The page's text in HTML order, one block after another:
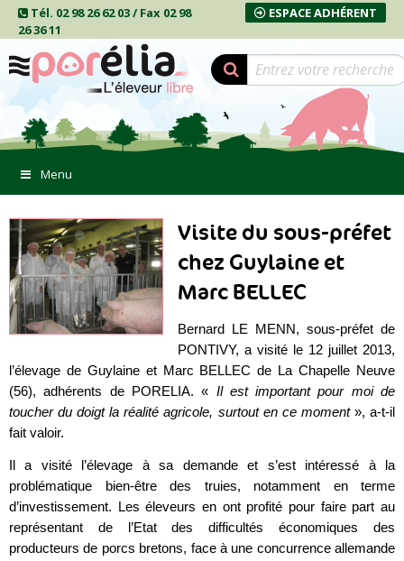
Tél. 02 98 26 62 03 / Fax 02 98
26 36 11
ESPACE ADHÉRENT
Menu
Visite du sous-préfet
chez Guylaine et
Marc BELLEC
Bernard LE MENN, sous-préfet de
PONTIVY, a visité le 12 juillet 2013,
l’élevage de Guylaine et Marc BELLEC de La Chapelle Neuve
(56), adhérents de PORELIA. « Il est important pour moi de
toucher du doigt la réalité agricole, surtout en ce moment», a-t-il
fait valoir.
Il a visité l’élevage à sa demande et s’est intéressé à la
problématique bien-être des truies, notamment en terme
d’investissement. Les éleveurs en ont profité pour faire part au
représentant de l’Etat des difficultés économiques des
producteurs de porcs bretons, face à une concurrence allemande